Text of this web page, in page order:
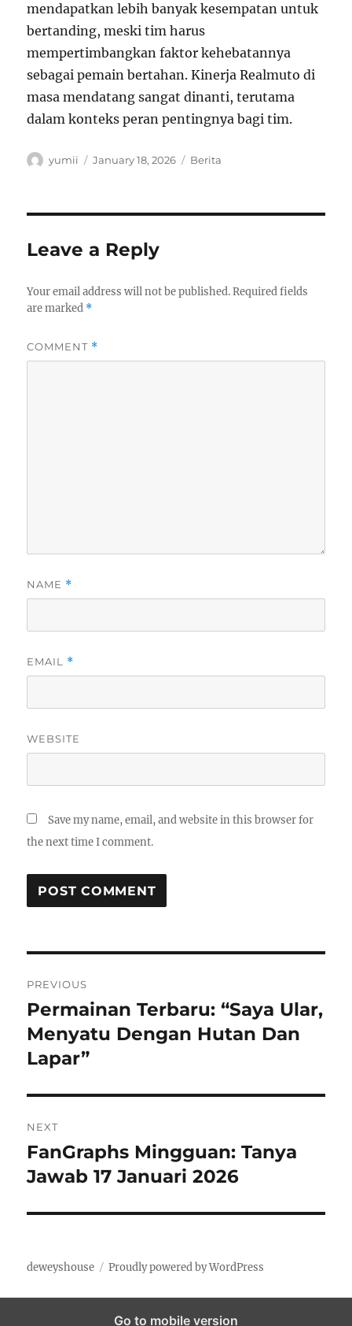
mendapatkan lebih banyak kesempatan untuk
bertanding, meski tim harus
mempertimbangkan faktor kehebatannya
sebagai pemain bertahan. Kinerja Realmuto di
masa mendatang sangat dinanti, terutama
dalam konteks peran pentingnya bagi tim.
Author
yumii
Posted
January 18, 2026 Categories
Berita
Leave a Reply
Your email address will not be published. Required fields
are marked *
COMMENT *
NAME *
EMAIL *
WEBSITE
Save my name, email, and website in this browser for
the next time I comment.
navigation
PREVIOUS
Previous
post:
Permainan Terbaru: “Saya Ular,
Menyatu Dengan Hutan Dan
Lapar”
NEXT
Next
post:
FanGraphs Mingguan: Tanya
Jawab 17 Januari 2026
deweyshouse Proudly powered by WordPress
Go to mobile version